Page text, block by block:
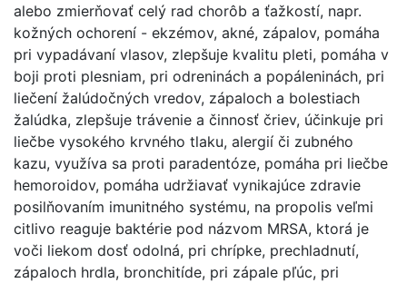
alebo zmierňovať celý rad chorôb a ťažkostí, napr.
kožných ochorení - ekzémov, akné, zápalov, pomáha
pri vypadávaní vlasov, zlepšuje kvalitu pleti, pomáha v
boji proti plesniam, pri odreninách a popáleninách, pri
liečení žalúdočných vredov, zápaloch a bolestiach
žalúdka, zlepšuje trávenie a činnosť čriev, účinkuje pri
liečbe vysokého krvného tlaku, alergií či zubného
kazu, využíva sa proti paradentóze, pomáha pri liečbe
hemoroidov, pomáha udržiavať vynikajúce zdravie
posilňovaním imunitného systému, na propolis veľmi
citlivo reaguje baktérie pod názvom MRSA, ktorá je
voči liekom dosť odolná, pri chrípke, prechladnutí,
zápaloch hrdla, bronchitíde, pri zápale pľúc, pri